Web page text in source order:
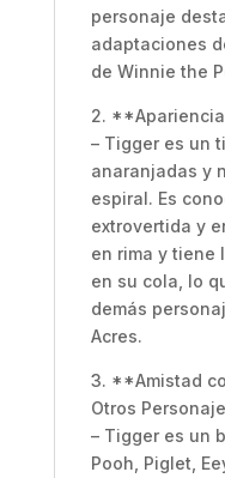
personaje
adaptaciones
de Winnie the
2.
– Tigger es un
anaranjadas y
espiral. Es
extrovertida y
en rima y tiene
en su cola, lo
demás
Acres.
3. **Amistad
Otros
– Tigger es un
Pooh, Piglet,